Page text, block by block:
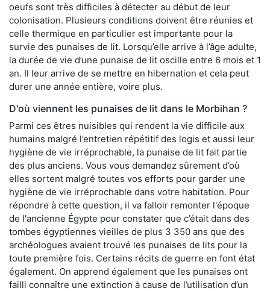
oeufs sont très difficiles à détecter au début de leur
colonisation. Plusieurs conditions doivent être réunies et
celle thermique en particulier est importante pour la
survie des punaises de lit. Lorsqu’elle arrive à l’âge adulte,
la durée de vie d’une punaise de lit oscille entre 6 mois et 1
an. Il leur arrive de se mettre en hibernation et cela peut
durer une année entière, voire plus.
D'où viennent les punaises de lit dans le Morbihan ?
Parmi ces êtres nuisibles qui rendent la vie difficile aux
humains malgré l’entretien répétitif des logis et aussi leur
hygiène de vie irréprochable, la punaise de lit fait partie
des plus anciens. Vous vous demandez sûrement d’où
elles sortent malgré toutes vos efforts pour garder une
hygiène de vie irréprochable dans votre habitation. Pour
répondre à cette question, il va falloir remonter l'époque
de l'ancienne Égypte pour constater que c’était dans des
tombes égyptiennes vieilles de plus 3 350 ans que des
archéologues avaient trouvé les punaises de lits pour la
toute première fois. Certains récits de guerre en font état
également. On apprend également que les punaises ont
failli connaître une extinction à cause de l’utilisation d’un